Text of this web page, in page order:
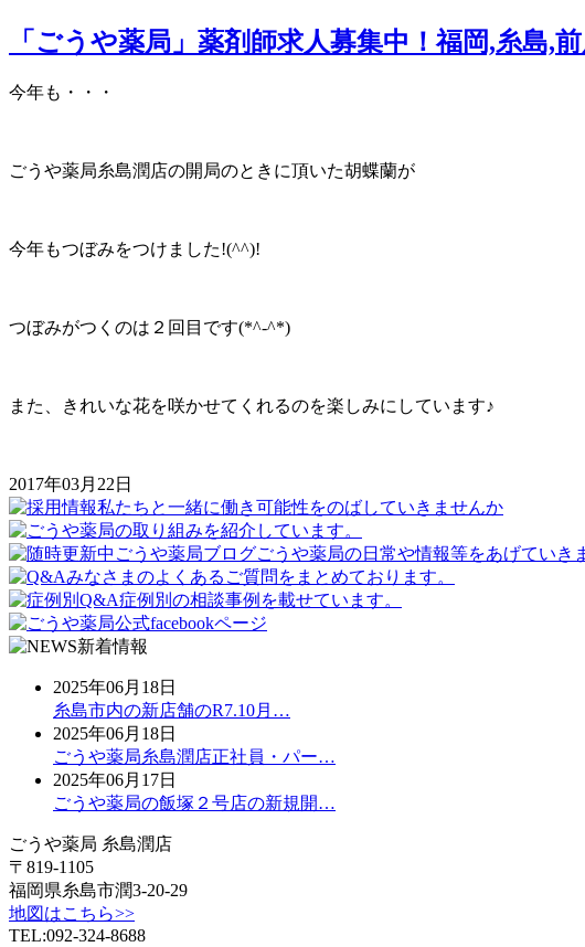
「ごうや薬局」薬剤師求人募集中！福岡,糸島,
今年も・・・
ごうや薬局糸島潤店の開局のときに頂いた胡蝶蘭が
今年もつぼみをつけました!(^^)!
つぼみがつくのは２回目です(*^-^*)
また、きれいな花を咲かせてくれるのを楽しみにしています♪
2017年03月22日
2025年06月18日
糸島市内の新店舗のR7.10月…
2025年06月18日
ごうや薬局糸島潤店正社員・パー…
2025年06月17日
ごうや薬局の飯塚２号店の新規開…
ごうや薬局 糸島潤店
〒819-1105
福岡県糸島市潤3-20-29
地図はこちら>>
TEL:092-324-8688